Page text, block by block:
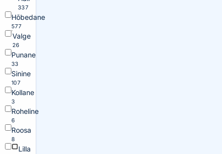
337
Hõbedane
577
Valge
26
Punane
33
Sinine
107
Kollane
3
Roheline
6
Roosa
8
Lilla